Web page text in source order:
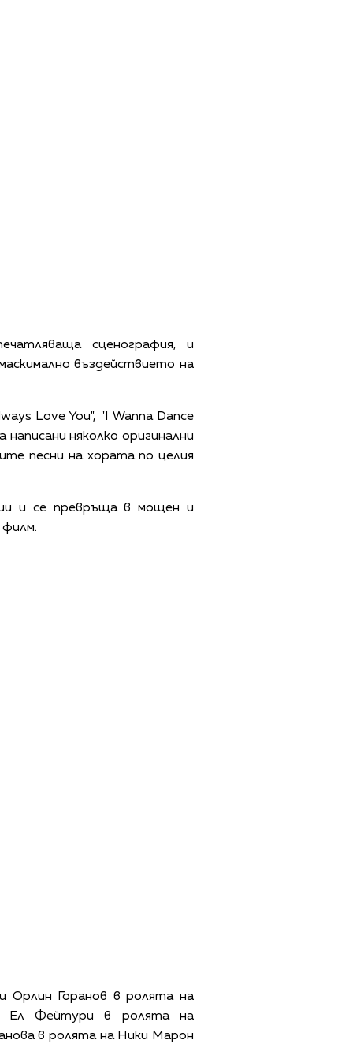
сценография, и
въздействието на
Love You", "I Wanna Dance
написани няколко оригинални
песни на хората по целия
и се превръща в мощен и
филм.
Орлин Горанов в ролята на
Ел Фейтури в ролята на
в ролята на Ники Марон